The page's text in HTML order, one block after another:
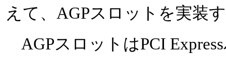
えて、AGPスロットを実装
AGPスロットはPCI